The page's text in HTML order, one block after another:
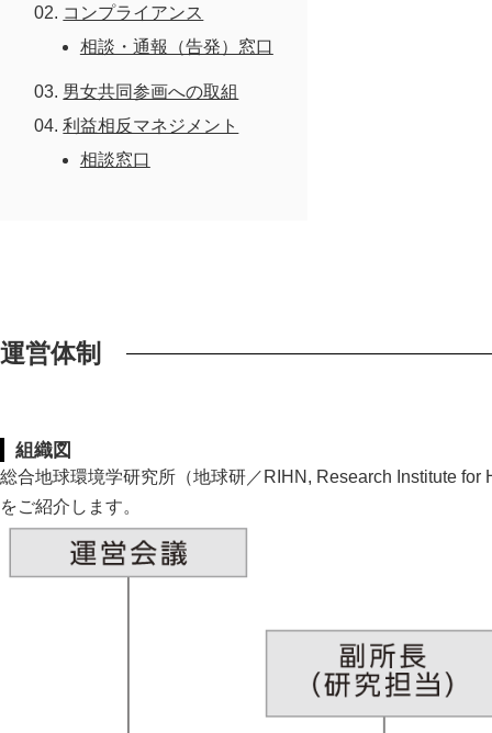
情報公開
施設紹介
交通アクセス
過去の研究
共同利用
大学院教育
刊行物
お問い合わせ
コンプライアンス
相談・通報（告発）窓口
男女共同参画への取組
利益相反マネジメント
相談窓口
運営体制
組織図
総合地球環境学研究所（地球研／RIHN, Research Institute
をご紹介します。